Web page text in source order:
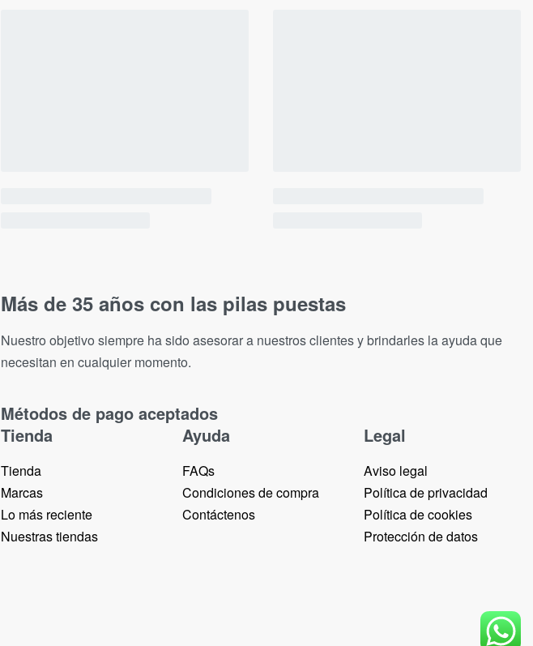
Más de 35 años con las pilas puestas
Nuestro objetivo siempre ha sido asesorar a nuestros clientes y brindarles la ayuda que
necesitan en cualquier momento.
Métodos de pago aceptados
Tienda
Tienda
Marcas
Lo más reciente​
Nuestras tiendas​
Ayuda
FAQs
Condiciones de compra
Contáctenos
Legal
Aviso legal
Política de privacidad
Política de cookies
Protección de datos